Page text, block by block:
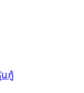
นกู้